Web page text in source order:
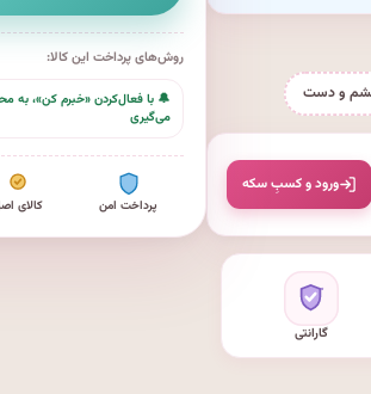
و دست
ورود و کسبِ سکه
گارانتی
روش‌های پرداخت این کالا:
🔔 با فعال‌کردن «خبرم کن»، به
می‌گیری
پرداخت امن کالای